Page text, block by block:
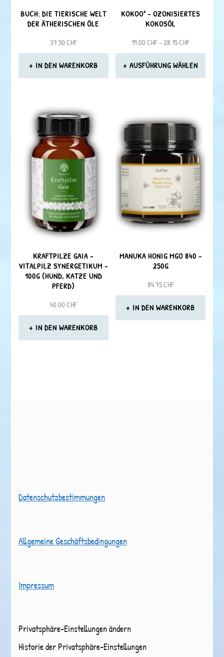
BUCH: DIE TIERISCHE WELT
DER ÄTHERISCHEN ÖLE
37.50CHF
IN DEN WARENKORB
KOKOO³ – OZONISIERTES
KOKOSÖL
19.00CHF–28.15CHF
19.00 CHF
BIS
28.15 CHF
AUSFÜHRUNG WÄHLEN
weist
mehrere
Varianten
auf.
Die
Optionen
können
der
Produktseite
gewählt
werden
KRAFTPILZE GAIA –
VITALPILZ SYNERGETIKUM –
100G (HUND, KATZE UND
PFERD)
40.00CHF
IN DEN WARENKORB
MANUKA HONIG MGO 840 –
250G
84.75CHF
IN DEN WARENKORB
Datenschutzbestimmungen
Allgemeine Geschäftsbedingungen
Impressum
Privatsphäre-Einstellungen ändern
Historie der Privatsphäre-Einstellungen